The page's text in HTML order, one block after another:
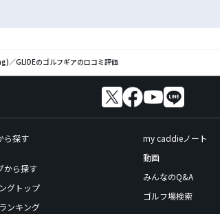
／GLIDEのゴルフギアの口コミ評価
ら探す
から探す
グトップ
ンキング
my caddieノート
動画
みんなのQ&A
ゴルフ場検索